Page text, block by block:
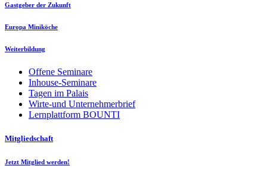
Gastgeber der Zukunft
Europa Miniköche
Weiterbildung
Offene Seminare
Inhouse-Seminare
Tagen im Palais
Wirte-und Unternehmerbrief
Lernplattform BOUNTI
Mitgliedschaft
Jetzt Mitglied werden!